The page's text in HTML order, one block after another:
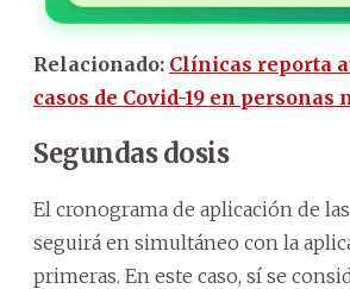
Relacionado: Clínicas reporta
casos de Covid-19 en personas
Segundas dosis
El cronograma de aplicación de
seguirá en simultáneo con la
primeras. En este caso, sí se